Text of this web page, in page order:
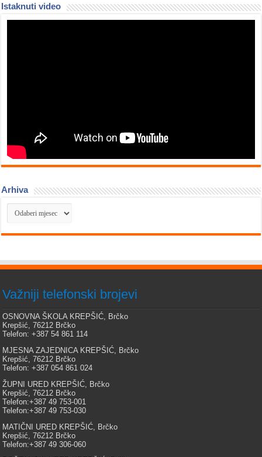
Istaknuti video
Arhiva
Arhiva
Važniji telefonski brojevi
OSNOVNA ŠKOLA KREPŠIĆ, Brčko
Krepšić, 76212 Brčko
Telefon: +387 54 861 114
MJESNA ZAJEDNICA KREPŠIĆ, Brčko
Krepšić, 76212 Brčko
Telefon: +387 054 861 024
ŽUPNI URED KREPŠIĆ, Brčko
Krepšić, 76212 Brčko
Telefon:+387 49 753-001
Telefon:+387 49 753-030
MATIČNI URED KREPŠIĆ, Brčko
Krepšić, 76212 Brčko
Telefon:+387 49 306-060